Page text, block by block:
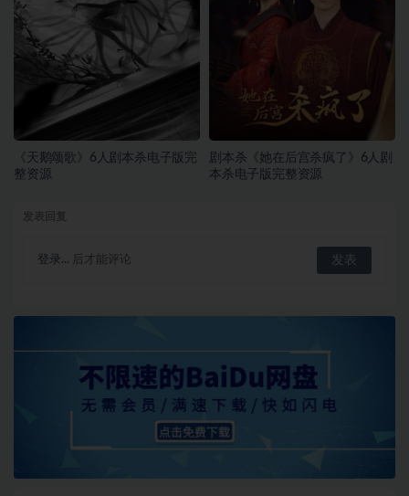
《天鹅颂歌》6人剧本杀电子版完
整资源
剧本杀《她在后宫杀疯了》6人剧
本杀电子版完整资源
登录... 后才能评论